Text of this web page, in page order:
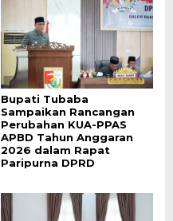
Bupati Tubaba
Sampaikan Rancangan
Perubahan KUA-PPAS
APBD Tahun Anggaran
2026 dalam Rapat
Paripurna DPRD